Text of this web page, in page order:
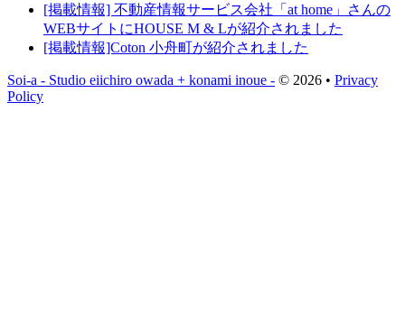
[掲載情報] 不動産情報サービス会社「at home」さんの
WEBサイトにHOUSE M & Lが紹介されました
[掲載情報]Coton 小舟町が紹介されました
Soi-a - Studio eiichiro owada + konami inoue - © 2026 • Privacy
Policy